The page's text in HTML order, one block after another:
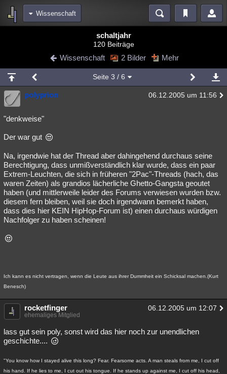
Wissenschaft
Blogs Videos
Chat Wiki Neuigkeiten
meine Rubriken
Menschen Wissenschaft Mystery Kriminalfälle
Spiritualität
Natur Umfragen
weitere Rubriken
Philosophie Träume Orte Esoterik Literatur
Astronomie Helpdesk Gruppen Gaming Filme
Musik Clash Verbesserungen Allmystery English
Übersichten
Besucht
schaltjahr
120 Beiträge
Wissenschaft 2 Bilder Mehr
Seite 3 / 6
polyprion 06.12.2005 um 11:56
"denkweise"
Der war gut
Na, irgendwie hat der Thread aber dahingehend durchaus seine
Berechtigung, dass unmißverständlich klar wurde, dass ein paar
Extrem-Leuchten, die sich in früheren "2Pac"-Threads (hach, das
waren Zeiten) als grandios lächerliche Ghetto-Gangsta geoutet
haben (und mittlerweile leider des Forums verwiesen wurden bzw.
diesem fern bleiben, weil sie doch irgendwann bemerkt haben,
dass dies hier KEIN HipHop-Forum ist) einen durchaus würdigen
Nachfolger zu haben scheinen!
Ich kann es nicht vertragen, wenn die Leute aus ihrer Dummheit ein Schicksal machen.(Kurt
Benesch)
rocketfinger 06.12.2005 um 12:07
ehemaliges Mitglied
lass gut sein poly, sonst wird das hier noch zur unendlichen
geschichte....
"You know how I stayed alive this long? Fear. Fearsome acts. A man steals from me, I cut off
his hand. If he lies to me, I cut out his tongue. If he stands up against me, I cut off his head,